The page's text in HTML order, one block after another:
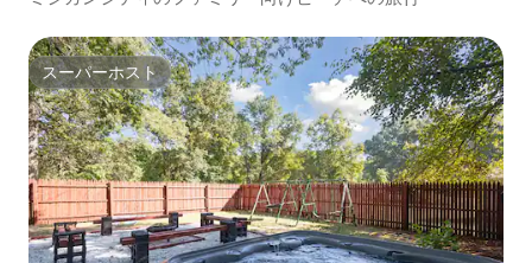
スーパーホスト
スーパーホスト